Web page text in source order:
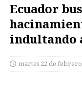
Ecuador
indultando
martes 22 de febrero